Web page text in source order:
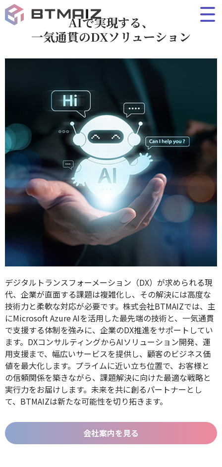
AIで実現する、
一気通貫のDXソリューション
デジタルトランスフォーメーション（DX）が求められる現
代、企業が直面する課題は複雑化し、その解決には高度な
技術力と柔軟な対応が必要です。株式会社BTMAIZでは、主
にMicrosoft Azure AIを活用した最先端の技術と、一気通貫
で支援する体制を強みに、企業のDX推進をサポートしてい
ます。DXコンサルティングからAIソリューション開発、運
用支援まで、幅広いサービスを提供し、顧客のビジネス価
値を最大化します。プライムに近い立ち位置で、お客様と
の信頼関係を築きながら、課題解決に向けた最適な戦略と
実行力をお届けします。未来を共に創るパートナーとし
て、BTMAIZは新たな可能性を切り拓きます。
会社案内を見る